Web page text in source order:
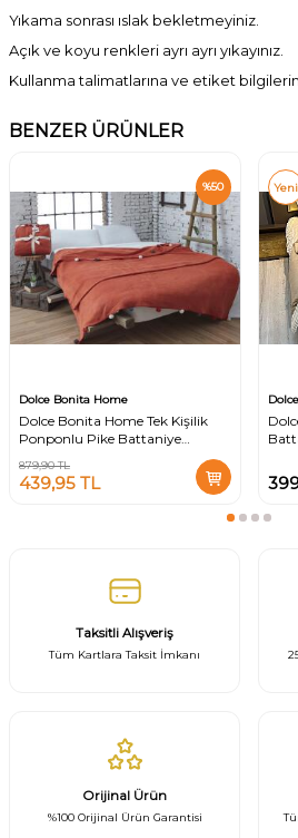
Yıkama sonrası ıslak bekletmeyiniz.
Açık ve koyu renkleri ayrı ayrı yıkayınız.
Kullanma talimatlarına ve etiket
BENZER ÜRÜNLER
%50
Dolce Bonita Home
Dolce Bonita Home Tek Kişilik
Ponponlu Pike Battaniye
879,90TL
439,95 TL
Yeni
Taksitli Alışveriş
Tüm Kartlara Taksit İmkanı
Orijinal Ürün
%100 Orijinal Ürün Garantisi